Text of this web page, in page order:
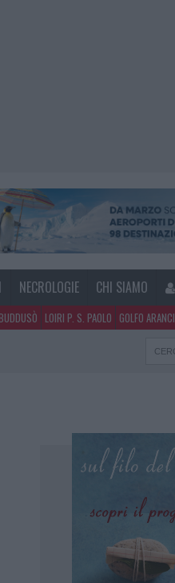
NECROLOGIE CHI SIAMO
BUDDUSÒ LOIRI P. S. PAOLO GOLFO ARANCI